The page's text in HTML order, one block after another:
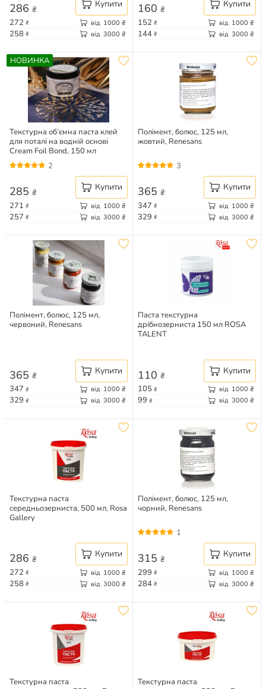
286 ₴ Купити
272 ₴ від 1000 ₴
258 ₴ від 3000 ₴
160 ₴ Купити
152 ₴ від 1000 ₴
144 ₴ від 3000 ₴
НОВИНКА
Текстурна об’ємна паста клей
для поталі на водній основі
Cream Foil Bond, 150 мл
Cadence
2
285 ₴ Купити
271 ₴ від 1000 ₴
257 ₴ від 3000 ₴
Полімент, болюс, 125 мл,
жовтий, Renesans
3
365 ₴ Купити
347 ₴ від 1000 ₴
329 ₴ від 3000 ₴
Полімент, болюс, 125 мл,
червоний, Renesans
365 ₴ Купити
347 ₴ від 1000 ₴
329 ₴ від 3000 ₴
Паста текстурна
дрібнозерниста 150 мл ROSA
TALENT
110 ₴ Купити
105 ₴ від 1000 ₴
99 ₴ від 3000 ₴
Текстурна паста
середньозерниста, 500 мл, Rosa
Gallery
286 ₴ Купити
272 ₴ від 1000 ₴
258 ₴ від 3000 ₴
Полімент, болюс, 125 мл,
чорний, Renesans
1
315 ₴ Купити
299 ₴ від 1000 ₴
284 ₴ від 3000 ₴
Текстурна паста
Текстурна паста